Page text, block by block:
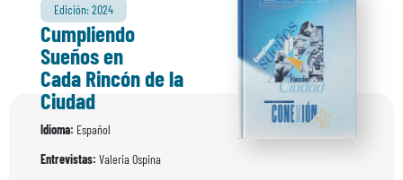
Edición: 2024
Cumpliendo
Sueños en
Cada Rincón de la
Ciudad
Idioma: Español
Entrevistas: Valeria Ospina